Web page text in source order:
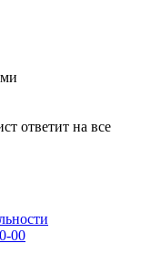
ответит на все
00